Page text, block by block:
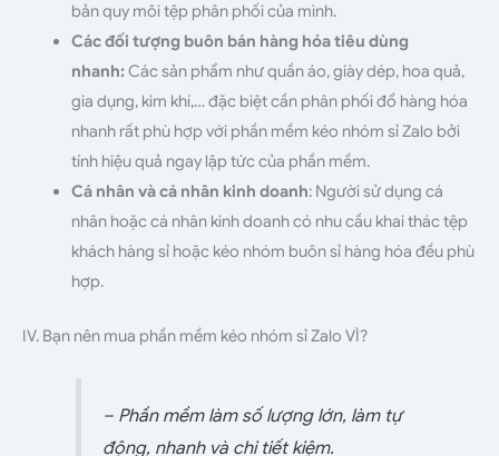
bản quy môi tệp phân phối của mình.
Các đối tượng buôn bán hàng hóa tiêu dùng
nhanh:Các sản phẩm như quần áo, giày dép, hoa quả,
gia dụng, kim khí,… đặc biệt cần phân phối đổ hàng hóa
nhanh rất phù hợp với phần mềm kéo nhóm sỉ Zalo bởi
tính hiệu quả ngay lập tức của phần mềm.
Cá nhân và cá nhân kinh doanh: Người sử dụng cá
nhân hoặc cá nhân kinh doanh có nhu cầu khai thác tệp
khách hàng sỉ hoặc kéo nhóm buôn sỉ hàng hóa đều phù
hợp.
IV. Bạn nên mua phần mềm kéo nhóm sỉ Zalo VÌ?
– Phần mềm làm số lượng lớn, làm tự
động, nhanh và chi tiết kiệm.